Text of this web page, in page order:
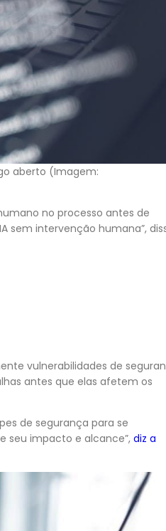
aberto (Imagem:
no processo antes de
sem intervenção humana”,
vulnerabilidades de
antes que elas afetem os
de segurança para se
seu impacto e alcance”, diz a